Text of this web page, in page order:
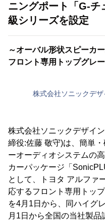
ニングポート「G-チ
級シリーズを設定
～オーバル形状スピーカ
フロント専用トップグレ
株式会社ソニックデザ
株式会社ソニックデザイ
締役:佐藤 敬守)は、簡単
ーオーディオシステムの
カーパッケージ「
として、トヨタ アルファ
応するフロント専用トッ
を4月1日から、同ハイグ
月1日から全国の当社製